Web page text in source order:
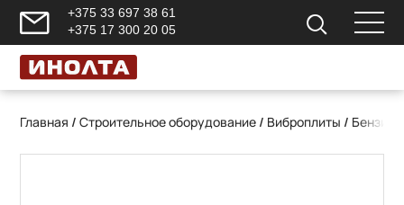
+375 33 697 38 61
+375 17 300 20 05
Главная /Строительное оборудование / Виброплиты /